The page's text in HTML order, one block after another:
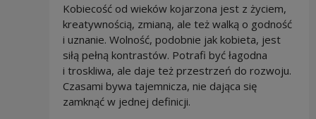
Kobiecość od wieków kojarzona jest z życiem,
kreatywnością, zmianą, ale też walką o godność
i uznanie. Wolność, podobnie jak kobieta, jest
siłą pełną kontrastów. Potrafi być łagodna
i troskliwa, ale daje też przestrzeń do rozwoju.
Czasami bywa tajemnicza, nie dająca się
zamknąć w jednej definicji.